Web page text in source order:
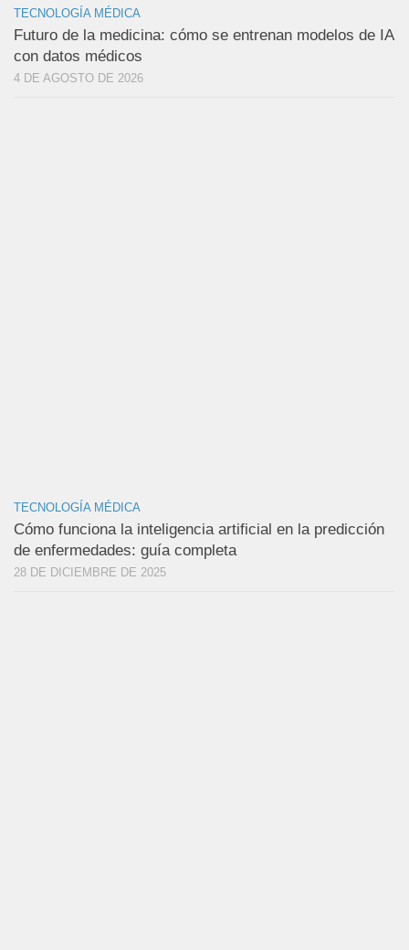
TECNOLOGÍA MÉDICA
Futuro de la medicina: cómo se entrenan modelos de IA
con datos médicos
4 DE AGOSTO DE 2026
TECNOLOGÍA MÉDICA
Cómo funciona la inteligencia artificial en la predicción
de enfermedades: guía completa
28 DE DICIEMBRE DE 2025